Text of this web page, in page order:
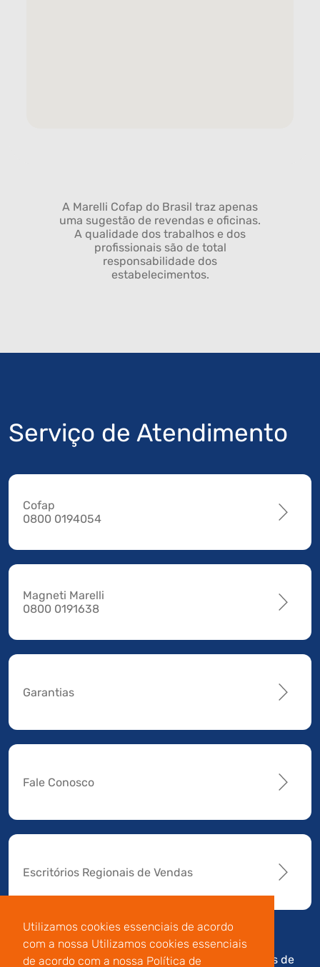
Utilizamos cookies essenciais de acordo
com a nossa Utilizamos cookies essenciais
de acordo com a nossa Política de
A Marelli Cofap do Brasil traz apenas
uma sugestão de revendas e oficinas.
A qualidade dos trabalhos e dos
profissionais são de total
responsabilidade dos
estabelecimentos.
Serviço de Atendimento
Cofap
0800 0194054
Magneti Marelli
0800 0191638
Garantias
Fale Conosco
Escritórios Regionais de Vendas
Av. Manoel da Nóbrega,
Termos de
Código de